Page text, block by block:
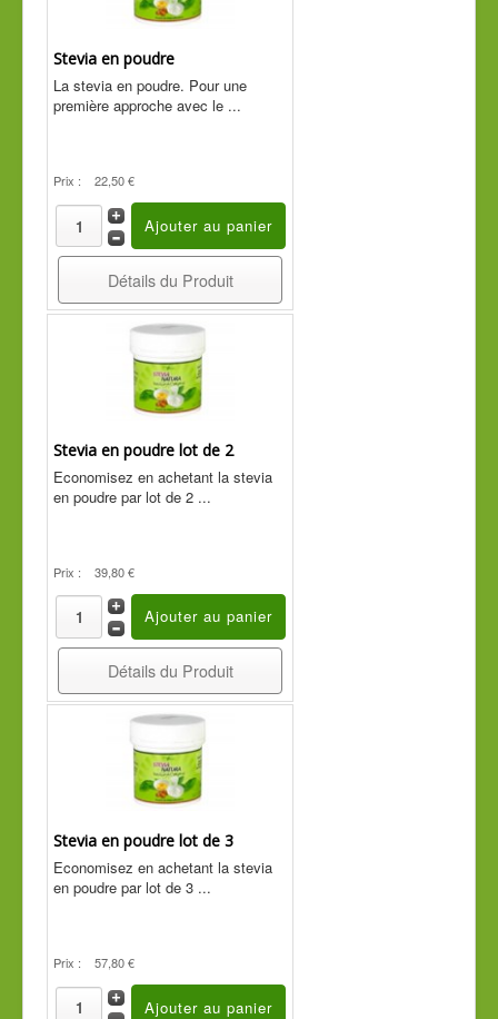
Guide conseil
Stevia en poudre
La stevia en poudre. Pour une
première approche avec le ...
Prix : 22,50 €
Détails du Produit
Stevia en poudre lot de 2
Economisez en achetant la stevia
en poudre par lot de 2 ...
Prix : 39,80 €
Détails du Produit
Stevia en poudre lot de 3
Economisez en achetant la stevia
en poudre par lot de 3 ...
Prix : 57,80 €